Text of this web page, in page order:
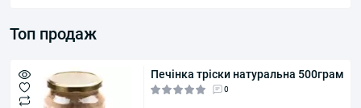
Топ продаж
Печінка тріски натуральна 500грам
0